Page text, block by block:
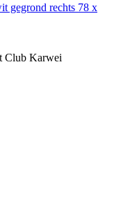
gegrond rechts 78 x
Club Karwei